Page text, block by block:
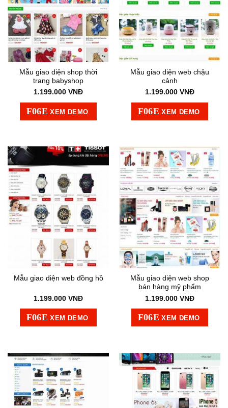
Mẫu giao diện shop thời
trang babyshop
1.199.000 VNĐ
XEM DEMO
Mẫu giao diện web chậu
cảnh
1.199.000 VNĐ
XEM DEMO
Mẫu giao diện web đồng hồ
1.199.000 VNĐ
XEM DEMO
Mẫu giao diện web shop
bán hàng mỹ phẩm
1.199.000 VNĐ
XEM DEMO